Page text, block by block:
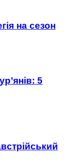
на сезон
5